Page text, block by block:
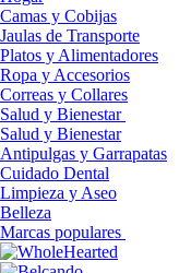
Camas y Cobijas
Jaulas de Transporte
Platos y Alimentadores
Ropa y Accesorios
Correas y Collares
Salud y Bienestar
Salud y Bienestar
Antipulgas y Garrapatas
Cuidado Dental
Limpieza y Aseo
Belleza
Marcas populares